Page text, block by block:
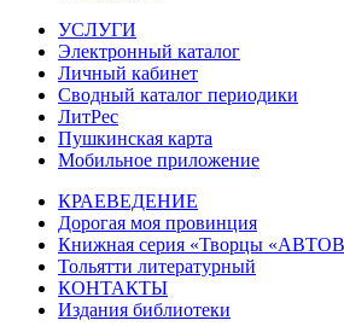
УСЛУГИ
Электронный каталог
Личный кабинет
Сводный каталог периодики
ЛитРес
Пушкинская карта
Мобильное приложение
КРАЕВЕДЕНИЕ
Дорогая моя провинция
Книжная серия «Творцы
Тольятти литературный
КОНТАКТЫ
Издания библиотеки